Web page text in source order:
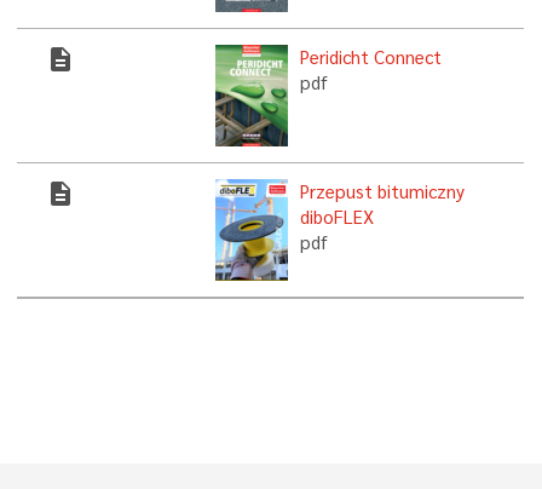
description
Peridicht Connect
pdf
description
Przepust bitumiczny
diboFLEX
pdf